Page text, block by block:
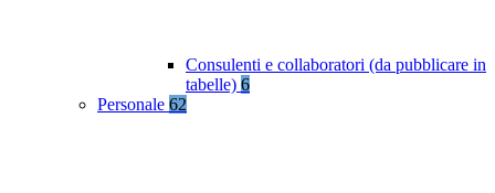
Consulenti e collaboratori (da pubblicare in
tabelle) 6
Personale 62